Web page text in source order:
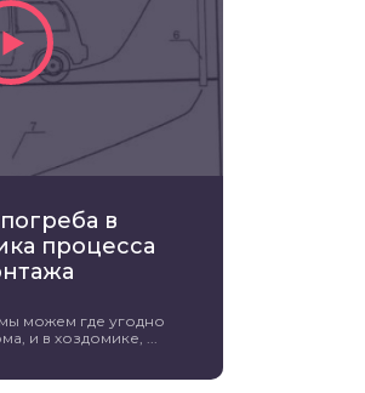
в
процесса
можем где угодно
и в хоздомике, ...